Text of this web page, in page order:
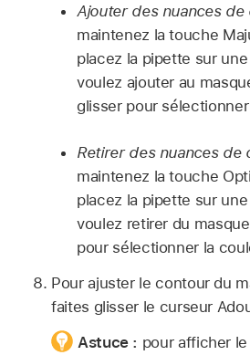
Ajouter des nuances de
maintenez la touche
placez la pipette sur
voulez ajouter au
glisser pour
Retirer des nuances de
maintenez la touche
placez la pipette sur
voulez retirer du
pour sélectionner la
Pour ajuster le contour du
faites glisser le curseur
Astuce : pour afficher le